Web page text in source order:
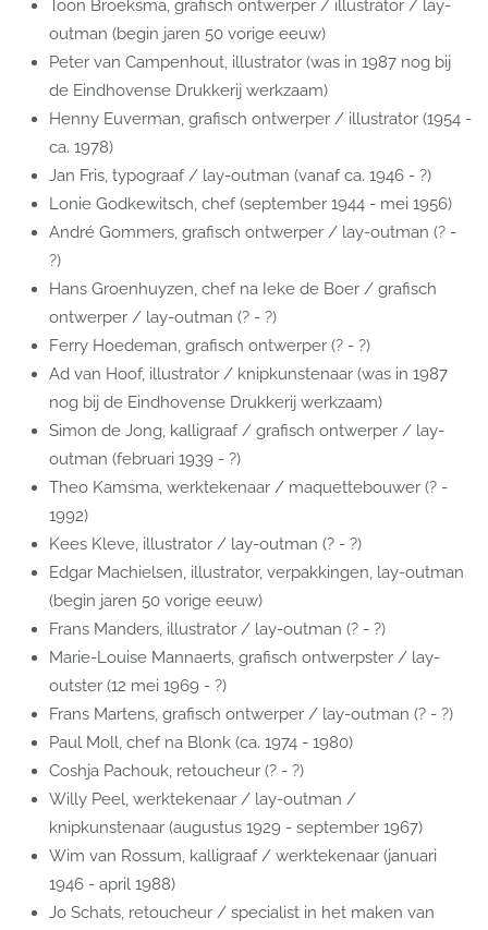
Toon Broeksma, grafisch ontwerper / illustrator / lay-
outman (begin jaren 50 vorige eeuw)
Peter van Campenhout, illustrator (was in 1987 nog bij
de Eindhovense Drukkerij werkzaam)
Henny Euverman, grafisch ontwerper / illustrator (1954 -
ca. 1978)
Jan Fris, typograaf / lay-outman (vanaf ca. 1946 - ?)
Lonie Godkewitsch, chef (september 1944 - mei 1956)
André Gommers, grafisch ontwerper / lay-outman (? -
?)
Hans Groenhuyzen, chef na Ieke de Boer / grafisch
ontwerper / lay-outman (? - ?)
Ferry Hoedeman, grafisch ontwerper (? - ?)
Ad van Hoof, illustrator / knipkunstenaar (was in 1987
nog bij de Eindhovense Drukkerij werkzaam)
Simon de Jong, kalligraaf / grafisch ontwerper / lay-
outman (februari 1939 - ?)
Theo Kamsma, werktekenaar / maquettebouwer (? -
1992)
Kees Kleve, illustrator / lay-outman (? - ?)
Edgar Machielsen, illustrator, verpakkingen, lay-outman
(begin jaren 50 vorige eeuw)
Frans Manders, illustrator / lay-outman (? - ?)
Marie-Louise Mannaerts, grafisch ontwerpster / lay-
outster (12 mei 1969 - ?)
Frans Martens, grafisch ontwerper / lay-outman (? - ?)
Paul Moll, chef na Blonk (ca. 1974 - 1980)
Coshja Pachouk, retoucheur (? - ?)
Willy Peel, werktekenaar / lay-outman /
knipkunstenaar (augustus 1929 - september 1967)
Wim van Rossum, kalligraaf / werktekenaar (januari
1946 - april 1988)
Jo Schats, retoucheur / specialist in het maken van